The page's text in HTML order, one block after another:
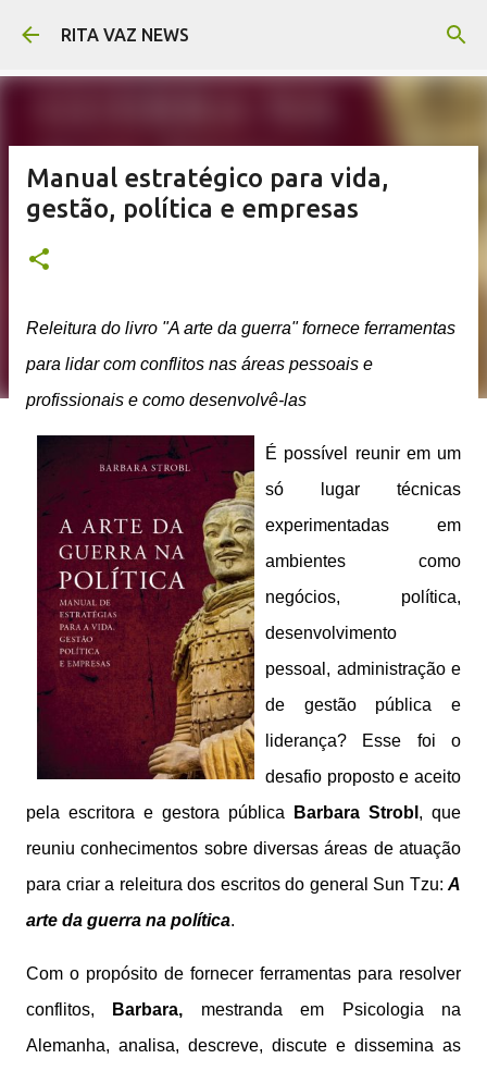
Pular para o conteúdo principal
RITA VAZ NEWS
Manual estratégico para vida,
gestão, política e empresas
Releitura do livro "A arte da guerra" fornece ferramentas
para lidar com conflitos nas áreas pessoais e
profissionais e como desenvolvê-las
É possível reunir em um
só lugar técnicas
experimentadas em
ambientes como
negócios, política,
desenvolvimento
pessoal, administração e
de gestão pública e
liderança? Esse foi o
desafio proposto e aceito
pela escritora e gestora pública
Barbara Strobl , que
reuniu conhecimentos sobre diversas áreas de atuação
para criar a releitura dos escritos do general Sun Tzu: A
arte da guerra na política.
Com o propósito de fornecer ferramentas para resolver
conflitos,
Barbara, mestranda em Psicologia na
Alemanha, analisa, descreve, discute e dissemina as